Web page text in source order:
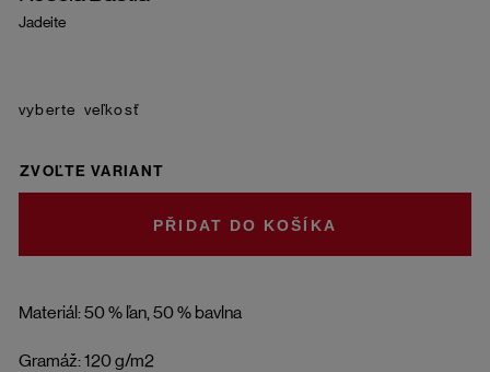
Jadeite
Materiál: 50 % ľan, 50 % bavlna
Gramáž: 120 g/m2
veľkosť
ZVOĽTE VARIANT
DO KOŠÍKA